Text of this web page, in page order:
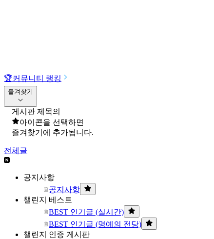
🏆커뮤니티 랭킹
즐겨찾기
게시판 제목의
아이콘을 선택하면
즐겨찾기에 추가됩니다.
전체글
공지사항
공지사항
챌린지 베스트
BEST 인기글 (실시간)
BEST 인기글 (명예의 전당)
챌린지 인증 게시판